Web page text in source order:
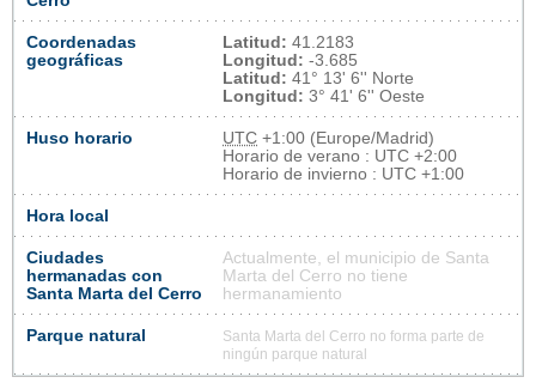
Coordenadas
geográficas
Latitud: 41.2183
Longitud: -3.685
Latitud: 41° 13' 6'' Norte
Longitud: 3° 41' 6'' Oeste
Huso horario UTC +1:00 (Europe/Madrid)
Horario de verano : UTC +2:00
Horario de invierno : UTC +1:00
Hora local
Ciudades
hermanadas con
Santa Marta del Cerro
Actualmente, el municipio de Santa
Marta del Cerro no tiene
hermanamiento
Parque natural
Santa Marta del Cerro no forma parte de
ningún parque natural